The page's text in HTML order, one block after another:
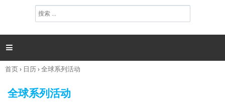
搜
索

你
这
首页› 日历›全球系列活动
全球系列活动